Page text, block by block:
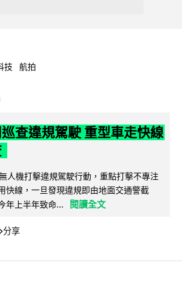
技 航拍
查違規駕駛 重型車走快線
人機打擊違規駕駛行動，重點打擊不專注
快線，一旦發現違規即由地面交通警截
年上半年致命...
閱讀全文
分享